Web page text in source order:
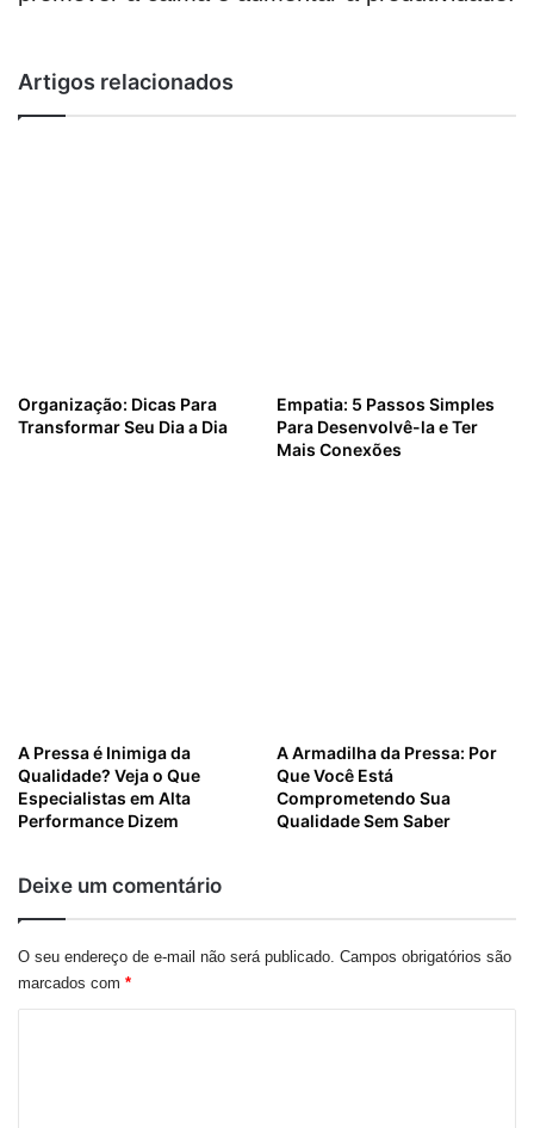
Artigos relacionados
Organização: Dicas Para
Transformar Seu Dia a Dia
Empatia: 5 Passos Simples
Para Desenvolvê-la e Ter
Mais Conexões
A Pressa é Inimiga da
Qualidade? Veja o Que
Especialistas em Alta
Performance Dizem
A Armadilha da Pressa: Por
Que Você Está
Comprometendo Sua
Qualidade Sem Saber
Deixe um comentário
O seu endereço de e-mail não será publicado. Campos obrigatórios são
marcados com *